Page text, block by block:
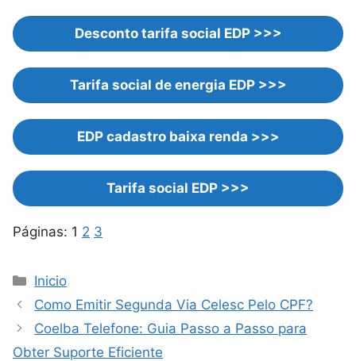
Desconto tarifa social EDP >>>
Tarifa social de energia EDP >>>
EDP cadastro baixa renda >>>
Tarifa social EDP >>>
Páginas: 1 2 3
Categorias
Inicio
Como Emitir Segunda Via Celesc Pelo CPF?
Coelba Telefone: Guia Passo a Passo para
Obter Suporte Eficiente